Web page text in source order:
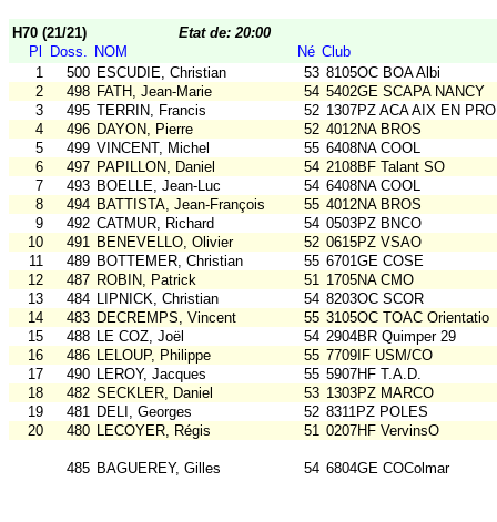
H70 (21/21)
Etat de: 20:00
Pl
Doss. NOM Né Club
1
500 ESCUDIE, Christian 53 8105OC BOA Albi
2
498 FATH, Jean-Marie 54 5402GE SCAPA NANCY
3
495 TERRIN, Francis 52 1307PZ ACA AIX EN
4
496 DAYON, Pierre 52 4012NA BROS
5
499 VINCENT, Michel 55 6408NA COOL
6
497 PAPILLON, Daniel 54 2108BF Talant SO
7
493 BOELLE, Jean-Luc 54 6408NA COOL
8
494 BATTISTA, Jean-François 55 4012NA BROS
9
492 CATMUR, Richard 54 0503PZ BNCO
10
491 BENEVELLO, Olivier 52 0615PZ VSAO
11
489 BOTTEMER, Christian 55 6701GE COSE
12
487 ROBIN, Patrick 51 1705NA CMO
13
484 LIPNICK, Christian 54 8203OC SCOR
14
483 DECREMPS, Vincent 55 3105OC TOAC Orientatio
15
488 LE COZ, Joël 54 2904BR Quimper 29
16
486 LELOUP, Philippe 55 7709IF USM/CO
17
490 LEROY, Jacques 55 5907HF T.A.D.
18
482 SECKLER, Daniel 53 1303PZ MARCO
19
481 DELI, Georges 52 8311PZ POLES
20
480 LECOYER, Régis 51 0207HF VervinsO
485 BAGUEREY, Gilles 54 6804GE COColmar